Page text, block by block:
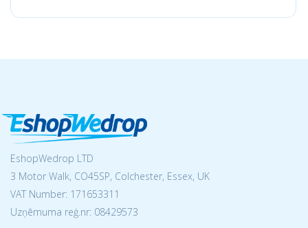
EshopWedrop LTD
3 Motor Walk, CO45SP, Colchester, Essex, UK
VAT Number: 171653311
Uzņēmuma reģ.nr: 08429573